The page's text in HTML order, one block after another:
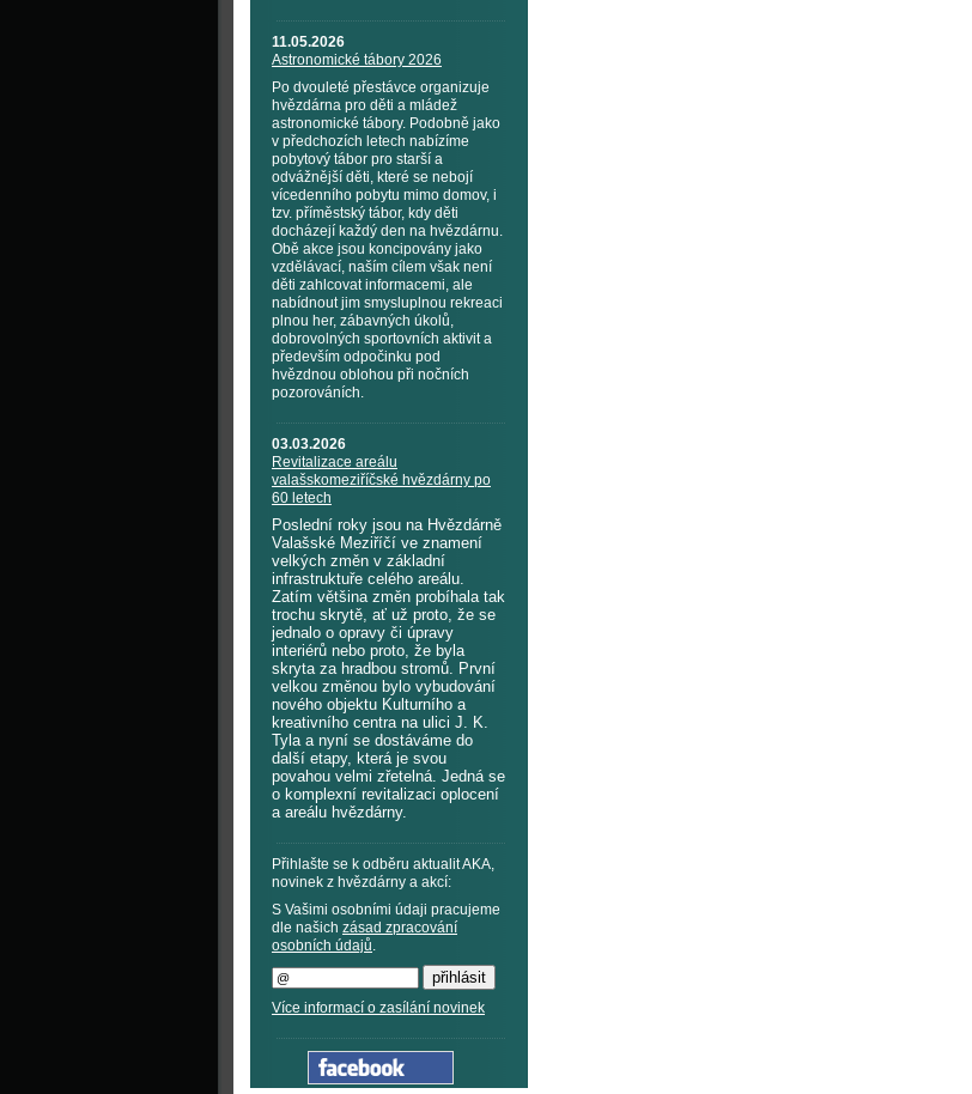
11.05.2026
Astronomické tábory 2026
Po dvouleté přestávce organizuje
hvězdárna pro děti a mládež
astronomické tábory. Podobně jako
v předchozích letech nabízíme
pobytový tábor pro starší a
odvážnější děti, které se nebojí
vícedenního pobytu mimo domov, i
tzv. příměstský tábor, kdy děti
docházejí každý den na hvězdárnu.
Obě akce jsou koncipovány jako
vzdělávací, naším cílem však není
děti zahlcovat informacemi, ale
nabídnout jim smysluplnou rekreaci
plnou her, zábavných úkolů,
dobrovolných sportovních aktivit a
především odpočinku pod
hvězdnou oblohou při nočních
pozorováních.
03.03.2026
Revitalizace areálu
valašskomeziříčské hvězdárny po
60 letech
Poslední roky jsou na Hvězdárně
Valašské Meziříčí ve znamení
velkých změn v základní
infrastruktuře celého areálu.
Zatím většina změn probíhala tak
trochu skrytě, ať už proto, že se
jednalo o opravy či úpravy
interiérů nebo proto, že byla
skryta za hradbou stromů. První
velkou změnou bylo vybudování
nového objektu Kulturního a
kreativního centra na ulici J. K.
Tyla a nyní se dostáváme do
další etapy, která je svou
povahou velmi zřetelná. Jedná se
o komplexní revitalizaci oplocení
a areálu hvězdárny.
Přihlašte se k odběru aktualit AKA,
novinek z hvězdárny a akcí:
S Vašimi osobními údaji pracujeme
dle našich zásad zpracování
osobních údajů.
Více informací o zasílání novinek